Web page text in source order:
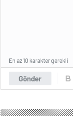
Gönder
En az 10 karakter gerekli